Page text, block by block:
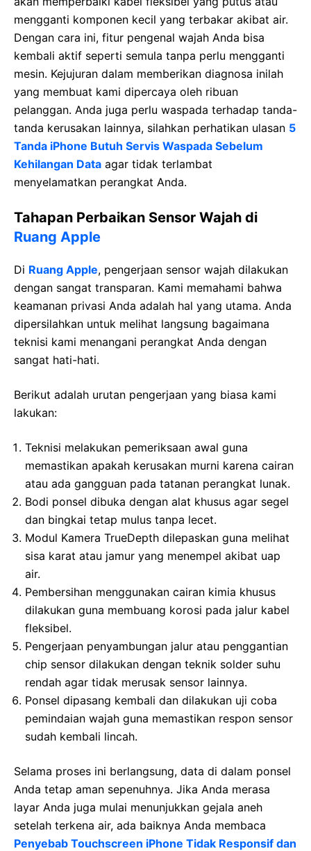
mengganti komponen kecil yang terbakar akibat air.
Dengan cara ini, fitur pengenal wajah Anda bisa
kembali aktif seperti semula tanpa perlu mengganti
mesin. Kejujuran dalam memberikan diagnosa inilah
yang membuat kami dipercaya oleh ribuan
pelanggan. Anda juga perlu waspada terhadap tanda-
tanda kerusakan lainnya, silahkan perhatikan ulasan 5
Tanda iPhone Butuh Servis Waspada Sebelum
Kehilangan Data agar tidak terlambat
menyelamatkan perangkat Anda.
Tahapan Perbaikan Sensor Wajah di
Ruang Apple
Di Ruang Apple, pengerjaan sensor wajah dilakukan
dengan sangat transparan. Kami memahami bahwa
keamanan privasi Anda adalah hal yang utama. Anda
dipersilahkan untuk melihat langsung bagaimana
teknisi kami menangani perangkat Anda dengan
sangat hati-hati.
Berikut adalah urutan pengerjaan yang biasa kami
lakukan:
Teknisi melakukan pemeriksaan awal guna
memastikan apakah kerusakan murni karena cairan
atau ada gangguan pada tatanan perangkat lunak.
Bodi ponsel dibuka dengan alat khusus agar segel
dan bingkai tetap mulus tanpa lecet.
Modul Kamera TrueDepth dilepaskan guna melihat
sisa karat atau jamur yang menempel akibat uap
air.
Pembersihan menggunakan cairan kimia khusus
dilakukan guna membuang korosi pada jalur kabel
fleksibel.
Pengerjaan penyambungan jalur atau penggantian
chip sensor dilakukan dengan teknik solder suhu
rendah agar tidak merusak sensor lainnya.
Ponsel dipasang kembali dan dilakukan uji coba
pemindaian wajah guna memastikan respon sensor
sudah kembali lincah.
Selama proses ini berlangsung, data di dalam ponsel
Anda tetap aman sepenuhnya. Jika Anda merasa
layar Anda juga mulai menunjukkan gejala aneh
setelah terkena air, ada baiknya Anda membaca
Penyebab Touchscreen iPhone Tidak Responsif dan